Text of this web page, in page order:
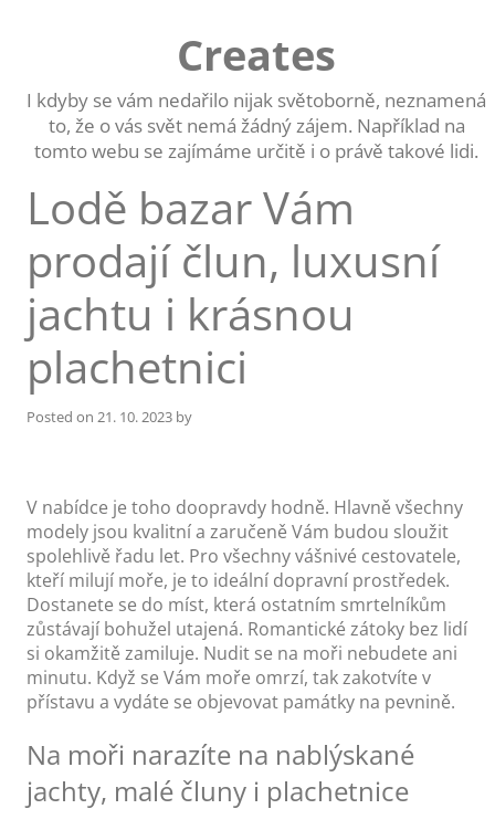
Creates
I kdyby se vám nedařilo nijak světoborně, neznamená
to, že o vás svět nemá žádný zájem. Například na
tomto webu se zajímáme určitě i o právě takové lidi.
Lodě bazar Vám
prodají člun, luxusní
jachtu i krásnou
plachetnici
Posted on 21. 10. 2023 by
V nabídce je toho doopravdy hodně. Hlavně všechny
modely jsou kvalitní a zaručeně Vám budou sloužit
spolehlivě řadu let. Pro všechny vášnivé cestovatele,
kteří milují moře, je to ideální dopravní prostředek.
Dostanete se do míst, která ostatním smrtelníkům
zůstávají bohužel utajená. Romantické zátoky bez lidí
si okamžitě zamiluje. Nudit se na moři nebudete ani
minutu. Když se Vám moře omrzí, tak zakotvíte v
přístavu a vydáte se objevovat památky na pevnině.
Na moři narazíte na nablýskané
jachty, malé čluny i plachetnice